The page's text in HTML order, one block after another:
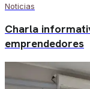
Noticias
Charla
emprendedores